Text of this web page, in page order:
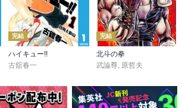
然と凶悪な死刑囚。そして、アイヌの少
。『黄金を巡る生存競争』開幕ッ!!!!
完結
ハイキュー!!
古舘春一
完結
北斗の拳
武論尊 原哲夫